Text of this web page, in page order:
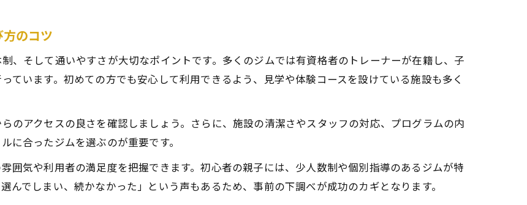
で楽しむ仙台ジムの魅力と活用法ガイド
仙台キッズジムで家族が楽しむための活用法を提案
仙台のジムは親子で一緒に運動できる魅力が満載
仙台ジム活用で休日を充実させる家族向けプラン
市の習い事事情を押さえて最適なジム選び
仙台のスポーツ習い事とジム選びの最新傾向を解説
のコツ
、そして通いやすさが大切なポイントです。多くのジムでは有資格者のトレーナーが在籍し、子
ています。初めての方でも安心して利用できるよう、見学や体験コースを設けている施設も多く
のアクセスの良さを確認しましょう。さらに、施設の清潔さやスタッフの対応、プログラムの内
に合ったジムを選ぶのが重要です。
囲気や利用者の満足度を把握できます。初心者の親子には、少人数制や個別指導のあるジムが特
んでしまい、続かなかった」という声もあるため、事前の下調べが成功のカギとなります。